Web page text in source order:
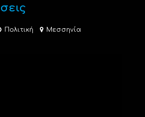
Πολιτική Μεσσηνία